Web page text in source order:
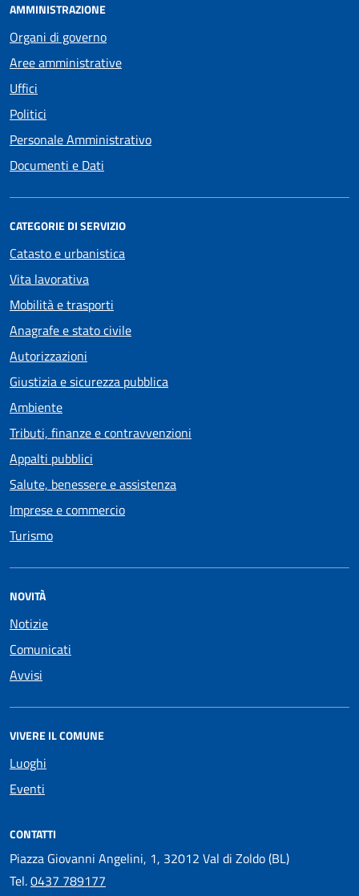
AMMINISTRAZIONE
Organi di governo
Aree amministrative
Uffici
Politici
Personale Amministrativo
Documenti e Dati
CATEGORIE DI SERVIZIO
Catasto e urbanistica
Vita lavorativa
Mobilità e trasporti
Anagrafe e stato civile
Autorizzazioni
Giustizia e sicurezza pubblica
Ambiente
Tributi, finanze e contravvenzioni
Appalti pubblici
Salute, benessere e assistenza
Imprese e commercio
Turismo
NOVITÀ
Notizie
Comunicati
Avvisi
VIVERE IL COMUNE
Luoghi
Eventi
CONTATTI
Piazza Giovanni Angelini, 1, 32012 Val di Zoldo (BL)
Tel.0437 789177